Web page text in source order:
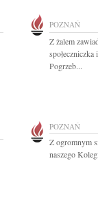
POZNAŃ
Z żalem
Pogrzeb...
POZNAŃ
Z ogromnym
naszego